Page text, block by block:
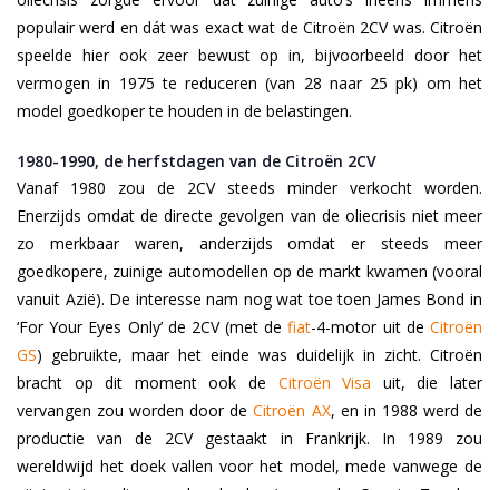
populair werd en dát was exact wat de Citroën 2CV was. Citroën
speelde hier ook zeer bewust op in, bijvoorbeeld door het
vermogen in 1975 te reduceren (van 28 naar 25 pk) om het
model goedkoper te houden in de belastingen.
1980-1990, de herfstdagen van de Citroën 2CV
Vanaf 1980 zou de 2CV steeds minder verkocht worden.
Enerzijds omdat de directe gevolgen van de oliecrisis niet meer
zo merkbaar waren, anderzijds omdat er steeds meer
goedkopere, zuinige automodellen op de markt kwamen (vooral
vanuit Azië). De interesse nam nog wat toe toen James Bond in
‘For Your Eyes Only’ de 2CV (met defiat-4-motor uit deCitroën
GS) gebruikte, maar het einde was duidelijk in zicht. Citroën
bracht op dit moment ook de Citroën Visa uit, die later
vervangen zou worden door deCitroën AX, en in 1988 werd de
productie van de 2CV gestaakt in Frankrijk. In 1989 zou
wereldwijd het doek vallen voor het model, mede vanwege de